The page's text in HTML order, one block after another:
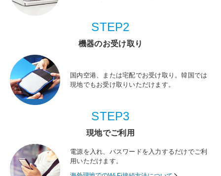
STEP2
機器のお受け取り
国内空港、または宅配でお受け取り。韓国では
現地でもお受け取りいただけます。
STEP3
現地でご利用
電源を入れ、パスワードを入力するだけでご利
用いただけます。